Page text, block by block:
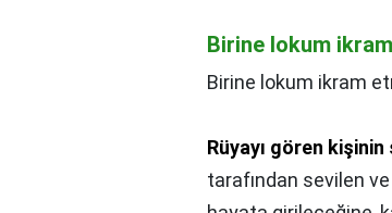
Birine lokum
Birine lokum ikram
Rüyayı gören
tarafından sevilen